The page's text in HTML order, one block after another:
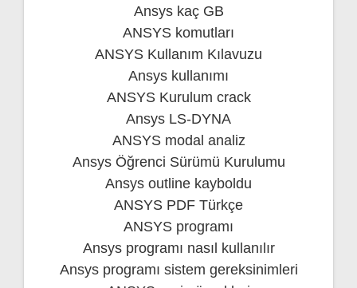
Ansys kaç GB
ANSYS komutları
ANSYS Kullanım Kılavuzu
Ansys kullanımı
ANSYS Kurulum crack
Ansys LS-DYNA
ANSYS modal analiz
Ansys Öğrenci Sürümü Kurulumu
Ansys outline kayboldu
ANSYS PDF Türkçe
ANSYS programı
Ansys programı nasıl kullanılır
Ansys programı sistem gereksinimleri